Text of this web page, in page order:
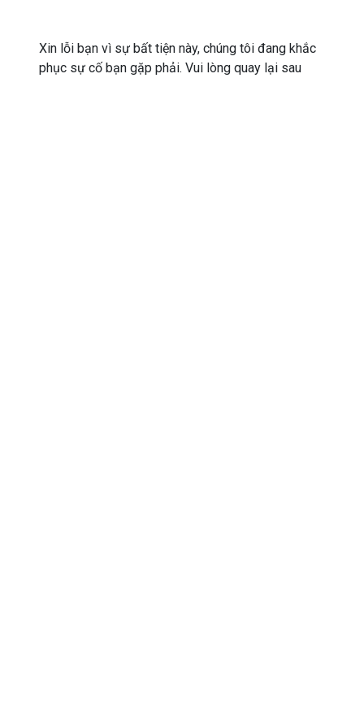
Xin lỗi bạn vì sự bất tiện này, chúng tôi đang khắc
phục sự cố bạn gặp phải. Vui lòng quay lại sau